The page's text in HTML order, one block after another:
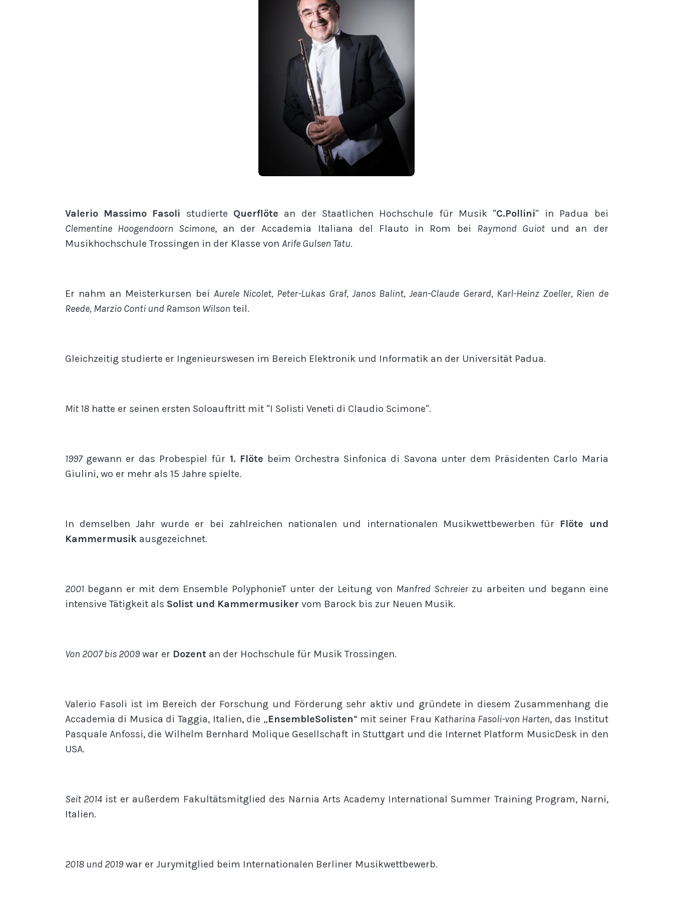
Valerio Massimo Fasoli studierte Querflöte an der Staatlichen Hochschule für Musik "C.Pollini" in Padua bei
Clementine Hoogendoorn Scimone, an der Accademia Italiana del Flauto in Rom bei Raymond Guiotund an der
Musikhochschule Trossingen in der Klasse von Arife Gulsen Tatu.
Er nahm an Meisterkursen bei Aurele Nicolet, Peter-Lukas Graf, Janos Balint, Jean-Claude Gerard, Karl-Heinz Zoeller, Rien de
Reede, Marzio Conti und Ramson Wilson teil.
Gleichzeitig studierte er Ingenieurswesen im Bereich Elektronik und Informatik an der Universität Padua.
Mit 18hatte er seinen ersten Soloauftritt mit "I Solisti Veneti di Claudio Scimone".
1997gewann er das Probespiel für 1. Flöte beim Orchestra Sinfonica di Savona unter dem Präsidenten Carlo Maria
Giulini, wo er mehr als 15 Jahre spielte.
In demselben Jahr wurde er bei zahlreichen nationalen und internationalen Musikwettbewerben für Flöte und
Kammermusikausgezeichnet.
2001begann er mit dem Ensemble PolyphonieT unter der Leitung von Manfred Schreierzu arbeiten und begann eine
intensive Tätigkeit als Solist und Kammermusiker vom Barock bis zur Neuen Musik.
Von 2007 bis 2009war er Dozentan der Hochschule für Musik Trossingen.
Valerio Fasoli ist im Bereich der Forschung und Förderung sehr aktiv und gründete in diesem Zusammenhang die
Accademia di Musica di Taggia, Italien, die „EnsembleSolisten“ mit seiner Frau Katharina Fasoli-von Harten, das Institut
Pasquale Anfossi, die Wilhelm Bernhard Molique Gesellschaft in Stuttgart und die Internet Platform MusicDesk in den
USA.
Seit 2014ist er außerdem Fakultätsmitglied des Narnia Arts Academy International Summer Training Program, Narni,
Italien.
2018 und 2019war er Jurymitglied beim Internationalen Berliner Musikwettbewerb.